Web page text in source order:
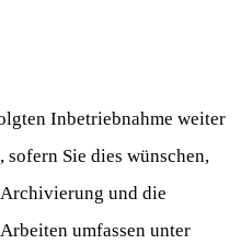
Inbetriebnahme weiter
Sie dies wünschen,
und die
umfassen unter